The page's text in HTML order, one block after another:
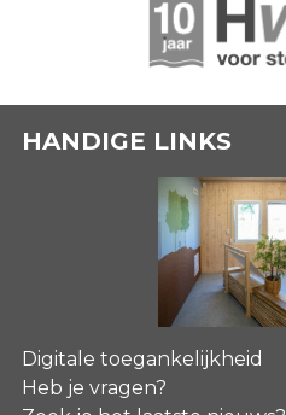
HANDIGE LINKS
Digitale toegankelijkheid
Heb je vragen?